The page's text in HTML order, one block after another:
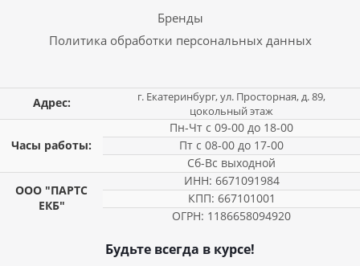
Бренды
Политика обработки персональных данных
Адрес:
г. Екатеринбург, ул. Просторная, д. 89,
цокольный этаж
Часы работы:
Пн-Чт с 09-00 до 18-00
Пт с 08-00 до 17-00
Сб-Вс выходной
ООО "ПАРТС
ЕКБ"
ИНН: 6671091984
КПП: 667101001
ОГРН: 1186658094920
Будьте всегда в курсе!